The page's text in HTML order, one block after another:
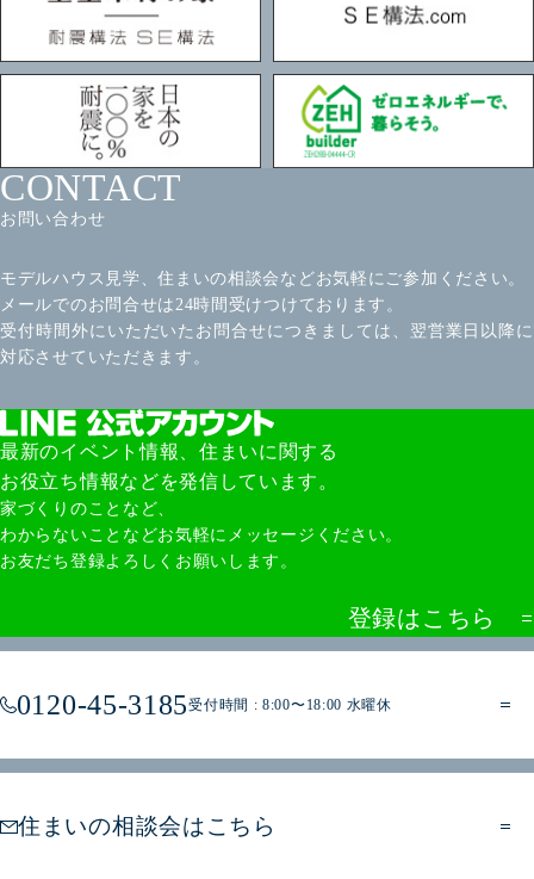
お問い合わせ
CONTACT
モデルハウス見学、住まいの相談会などお気軽にご参加ください。
メールでのお問合せは24時間受けつけております。
受付時間外にいただいたお問合せにつきましては、翌営業日以降に
対応させていただきます。
0120-45-3185受付時間 : 8:00〜18:00 水曜休
住まいの相談会はこちら
最新のイベント情報、住まいに関する
お役立ち情報などを発信しています。
家づくりのことなど、
わからないことなどお気軽にメッセージください。
お友だち登録よろしくお願いします。
登録はこちら